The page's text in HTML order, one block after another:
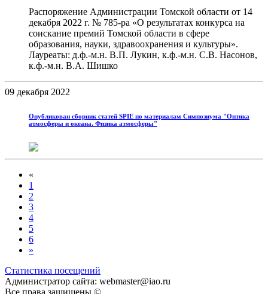
Распоряжение Администрации Томской области от 14
декабря 2022 г. № 785-ра «О результатах конкурса на
соискание премий Томской области в сфере
образования, науки, здравоохранения и культуры».
Лауреаты: д.ф.-м.н. В.П. Лукин, к.ф.-м.н. С.В. Насонов,
к.ф.-м.н. В.А. Шишко
09 декабря 2022
Опубликован сборник статей SPIE по материалам Симпозиума "Оптика
атмосферы и океана. Физика атмосферы"
«
1
2
3
4
5
6
»
Статистика посещений
Администратор сайта: webmaster@iao.ru